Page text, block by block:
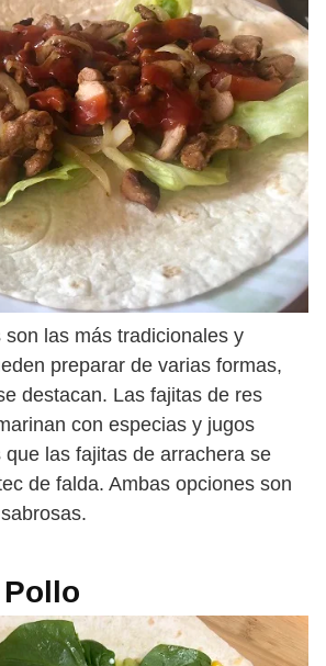
son las más tradicionales y
preparar de varias formas,
destacan. Las fajitas de res
con especias y jugos
las fajitas de arrachera se
de falda. Ambas opciones son